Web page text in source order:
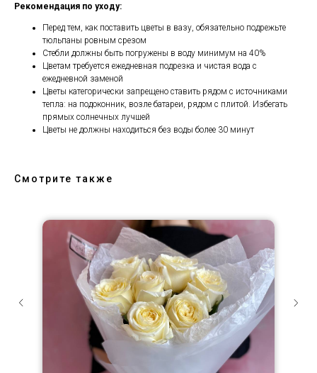
Рекомендация по уходу:
Перед тем, как поставить цветы в вазу, обязательно подрежьте
тюльпаны ровным срезом
Стебли должны быть погружены в воду минимум на 40%
Цветам требуется ежедневная подрезка и чистая вода с
ежедневной заменой
Цветы категорически запрещено ставить рядом с источниками
тепла: на подоконник, возле батареи, рядом с плитой. Избегать
прямых солнечных лучшей
Цветы не должны находиться без воды более 30 минут
Смотрите также